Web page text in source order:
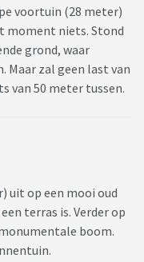
voortuin (28 meter)
moment niets. Stond
grond, waar
Maar zal geen last van
van 50 meter tussen.
uit op een mooi oud
terras is. Verder op
boom.